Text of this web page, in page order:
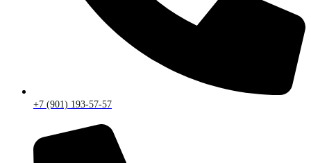
+7 (901) 193-57-57